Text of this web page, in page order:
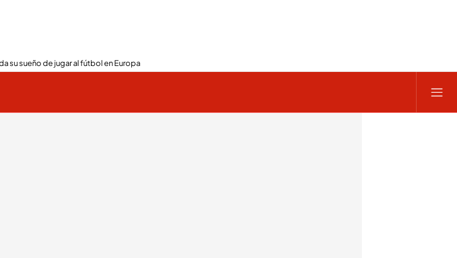
su sueño de jugar al fútbol en Europa